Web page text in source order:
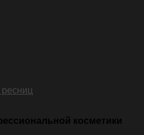
ресниц
косметики